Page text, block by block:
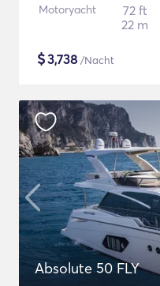
Motoryacht
72 ft
22 m
$3,738 /Nacht
Absolute 50 FLY